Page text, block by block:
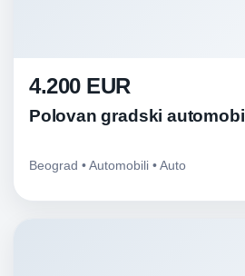
4.200 EUR
Polovan gradski automobil
Beograd • Automobili • Auto